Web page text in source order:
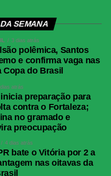
SEMANA
3 dias atrás
polêmica, Santos
e confirma vaga nas
Copa do Brasil
atrás
preparação para
contra o Fortaleza;
no gramado e
preocupação
4 dias atrás
bate o Vitória por 2 a
nas oitavas da